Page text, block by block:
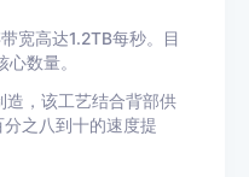
宽高达1.2TB每秒。目
数量。
造，该工艺结合背部供
之八到十的速度提